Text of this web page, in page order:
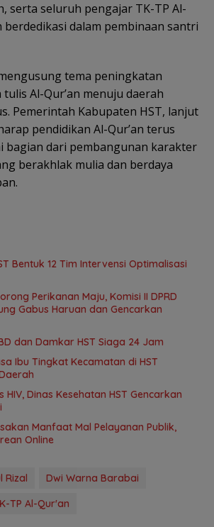
serta seluruh pengajar TK-TP Al-
berdedikasi dalam pembinaan santri
tema peningkatan
Al-Qur’an menuju daerah
Pemerintah Kabupaten HST, lanjut
pendidikan Al-Qur’an terus
bagian dari pembangunan karakter
berakhlak mulia dan berdaya
Bentuk 12 Tim Intervensi Optimalisasi
Perikanan Maju, Komisi II DPRD
Gabus Haruan dan Gencarkan
dan Damkar HST Siaga 24 Jam
Ibu Tingkat Kecamatan di HST
HIV, Dinas Kesehatan HST Gencarkan
Manfaat Mal Pelayanan Publik,
Online
Rizal
Dwi Warna Barabai
TP Al-Qur'an